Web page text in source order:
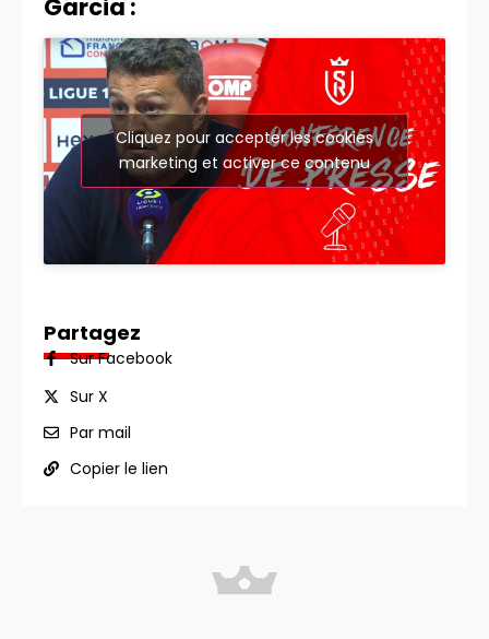
Garcia :
Cliquez pour accepter les cookies
marketing et activer ce contenu
Partagez
Sur Facebook
Sur X
Par mail
Copier le lien